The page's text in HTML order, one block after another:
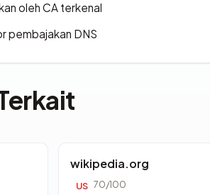
oleh CA terkenal
pembajakan DNS
wikipedia.org
US 70/100